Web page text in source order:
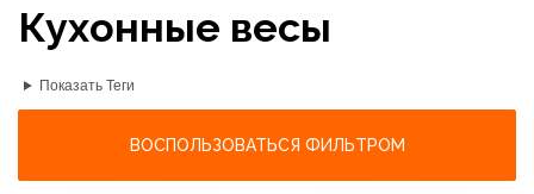
Кухонные весы
Показать Теги
ВОСПОЛЬЗОВАТЬСЯ ФИЛЬТРОМ